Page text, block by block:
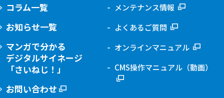
コラム一覧
お知らせ一覧
マンガで分かる
デジタルサイネージ
「さいねじ！」
お問い合わせ
メンテナンス情報
よくあるご質問
オンラインマニュアル
CMS操作マニュアル（動画）